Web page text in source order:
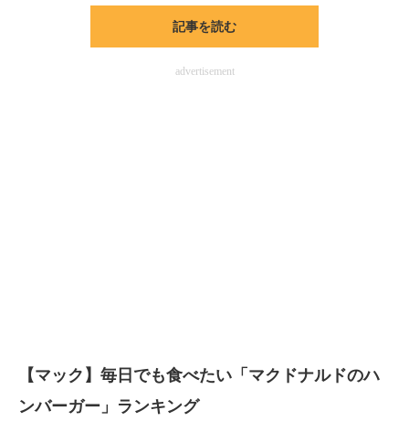
記事を読む
advertisement
【マック】毎日でも食べたい「マクドナルドのハ
ンバーガー」ランキング